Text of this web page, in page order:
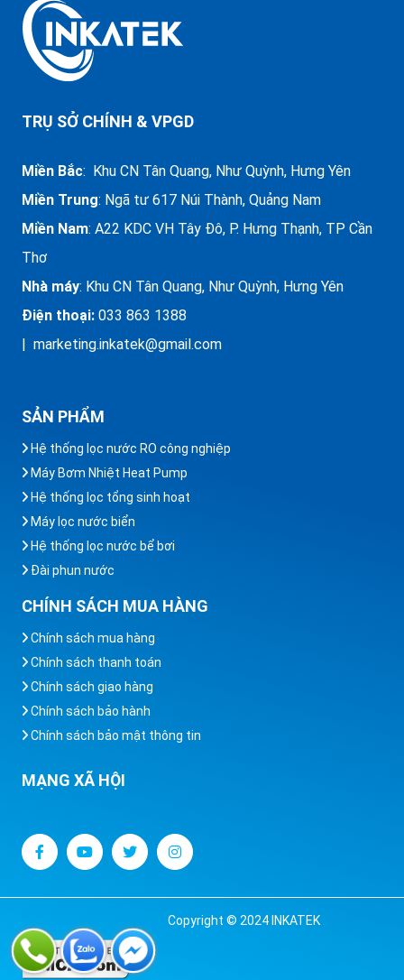
TRỤ SỞ CHÍNH & VPGD
Miền Bắc: Khu CN Tân Quang, Như Quỳnh, Hưng Yên
Miền Trung: Ngã tư 617 Núi Thành, Quảng Nam
Miền Nam: A22 KDC VH Tây Đô, P. Hưng Thạnh, TP Cần
Thơ
Nhà máy: Khu CN Tân Quang, Như Quỳnh, Hưng Yên
Điện thoại: 033 863 1388
| marketing.inkatek@gmail.com
SẢN PHẨM
Hệ thống lọc nước RO công nghiệp
Máy Bơm Nhiệt Heat Pump
Hệ thống lọc tổng sinh hoạt
Máy lọc nước biển
Hệ thống lọc nước bể bơi
Đài phun nước
CHÍNH SÁCH MUA HÀNG
Chính sách mua hàng
Chính sách thanh toán
Chính sách giao hàng
Chính sách bảo hành
Chính sách bảo mật thông tin
MẠNG XÃ HỘI
Copyright © 2024 INKATEK